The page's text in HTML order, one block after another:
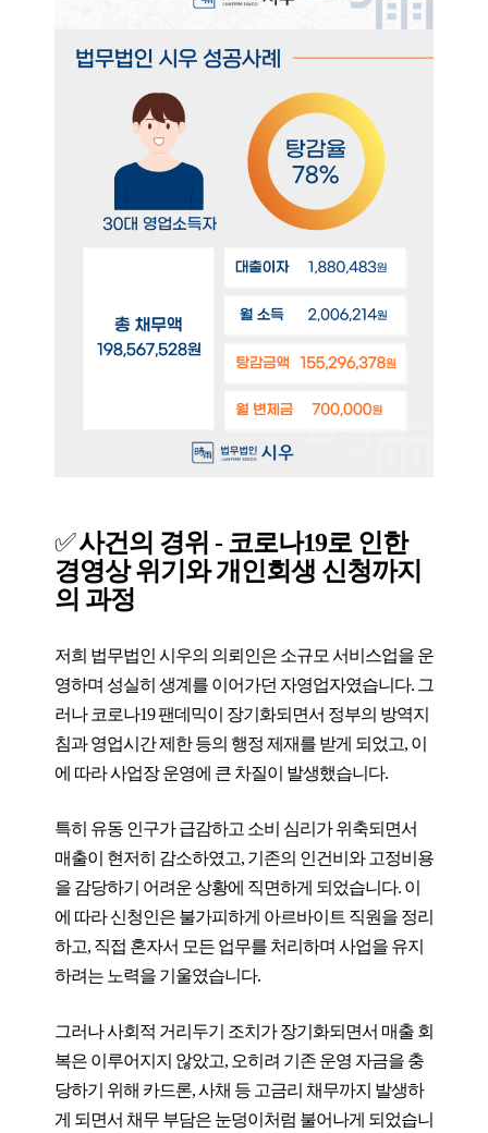
✅사건의 경위 - 코로나19로 인한
경영상 위기와 개인회생 신청까지
의 과정
저희 법무법인 시우의 의뢰인은 소규모 서비스업을 운
영하며 성실히 생계를 이어가던 자영업자였습니다. 그
러나 코로나19 팬데믹이 장기화되면서 정부의 방역지
침과 영업시간 제한 등의 행정 제재를 받게 되었고, 이
에 따라 사업장 운영에 큰 차질이 발생했습니다.
특히 유동 인구가 급감하고 소비 심리가 위축되면서
매출이 현저히 감소하였고, 기존의 인건비와 고정비용
을 감당하기 어려운 상황에 직면하게 되었습니다. 이
에 따라 신청인은 불가피하게 아르바이트 직원을 정리
하고, 직접 혼자서 모든 업무를 처리하며 사업을 유지
하려는 노력을 기울였습니다.
그러나 사회적 거리두기 조치가 장기화되면서 매출 회
복은 이루어지지 않았고, 오히려 기존 운영 자금을 충
당하기 위해 카드론, 사채 등 고금리 채무까지 발생하
게 되면서 채무 부담은 눈덩이처럼 불어나게 되었습니